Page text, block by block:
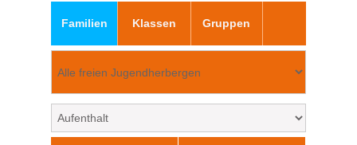
Familien Klassen Gruppen